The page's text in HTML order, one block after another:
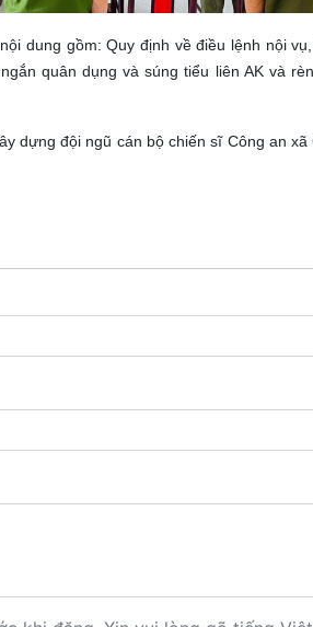
dung gồm: Quy định về điều lệnh nội
quân dụng và súng tiểu liên AK và
dựng đội ngũ cán bộ chiến sĩ Công an